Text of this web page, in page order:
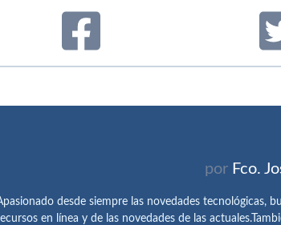
por Fco.
desde siempre las novedades tecnológicas,
en línea y de las novedades de las